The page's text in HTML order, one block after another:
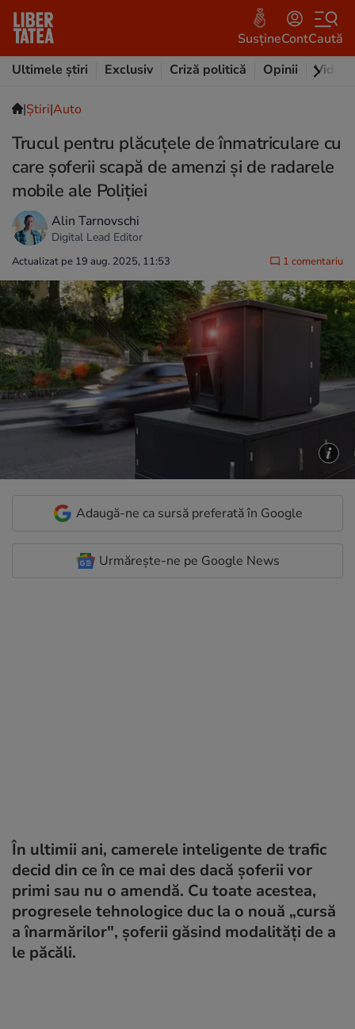
SusțineContCaută
Ultimele știri
Exclusiv Criză politică Opinii Video
|Ştiri|Auto
Trucul pentru plăcuțele de înmatriculare cu
care șoferii scapă de amenzi și de radarele
mobile ale Poliției
Alin Tarnovschi
Digital Lead Editor
Actualizat pe 19 aug. 2025, 11:53 1 comentariu
Adaugă-ne ca sursă preferată în Google
Urmărește-ne pe Google News
În ultimii ani, camerele inteligente de trafic
decid din ce în ce mai des dacă șoferii vor
primi sau nu o amendă. Cu toate acestea,
progresele tehnologice duc la o nouă „cursă
a înarmărilor", șoferii găsind modalități de a
le păcăli.